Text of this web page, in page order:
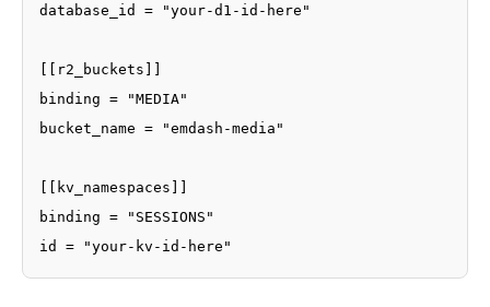
database_id = "your-d1-id-here"
[[r2_buckets]]
binding = "MEDIA"
bucket_name = "emdash-media"
[[kv_namespaces]]
binding = "SESSIONS"
id = "your-kv-id-here"